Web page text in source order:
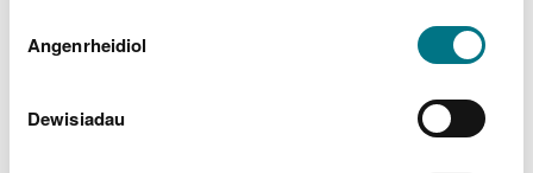
Gellirdarllen mwy am ein cwcis cyn i chi ddewis.
Caniatâd
Angenrheidiol
Dewisiadau
Pa ardaloedd morol yng
Nghymru a warchodir?
Mae dyfroedd Cymru wedi eu rhannu’n 139 safle,